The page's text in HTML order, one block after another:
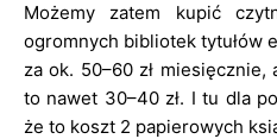
Możemy zatem kupić
ogromnych bibliotek tytułów
za ok. 50–60 zł miesięcznie,
to nawet 30–40 zł. I tu dla
że to koszt 2 papierowych